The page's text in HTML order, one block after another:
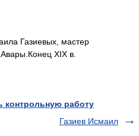
Газиевых, мастер
XIX в.
работу
Газиев Исмаил